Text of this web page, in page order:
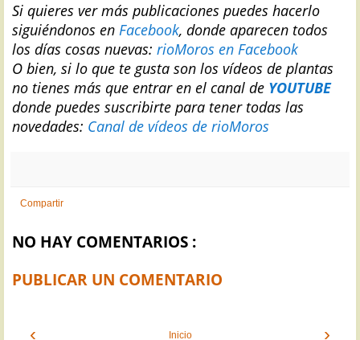
Si quieres ver más publicaciones puedes hacerlo
siguiéndonos en Facebook, donde aparecen todos
los días cosas nuevas: rioMoros en Facebook
O bien, si lo que te gusta son los vídeos de plantas
no tienes más que entrar en el canal de YOUTUBE
donde puedes suscribirte para tener todas las
novedades: Canal de vídeos de rioMoros
Compartir
NO HAY COMENTARIOS :
PUBLICAR UN COMENTARIO
‹ ›
Inicio